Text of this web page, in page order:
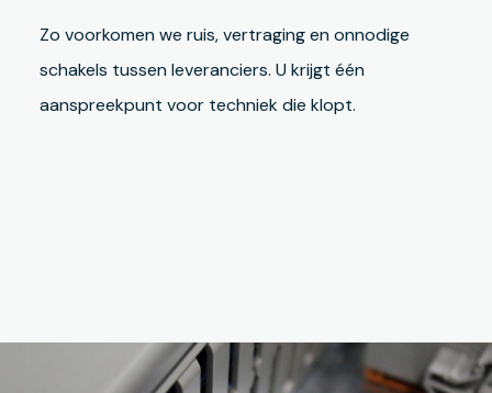
Zo voorkomen we ruis, vertraging en onnodige
schakels tussen leveranciers. U krijgt één
aanspreekpunt voor techniek die klopt.